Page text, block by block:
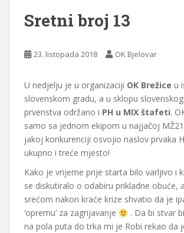
Sretni broj 13
23. listopada 2018 OK Bjelovar
U nedjelju je u organizaciji OK Brežice u
slovenskom gradu, a u sklopu
prvenstva održano i PH u MIX štafeti.
samo sa jednom ekipom u najjačoj
jakoj konkurenciji osvojio naslov prvaka
ukupno i treće mjesto!
Kako je vrijeme prije starta bilo varljivo i
se diskutiralo o odabiru prikladne obuće,
srećom nakon kraće krize shvatio da je
‘opremu’ za zagrijavanje
. Da bi stvar
na pola puta do trka mi je Robi rekao da